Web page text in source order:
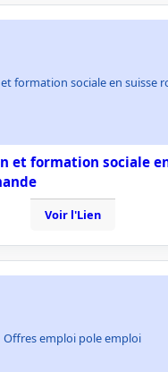
formation sociale en suisse
et formation sociale
Voir l'Lien
Offres emploi pole emploi